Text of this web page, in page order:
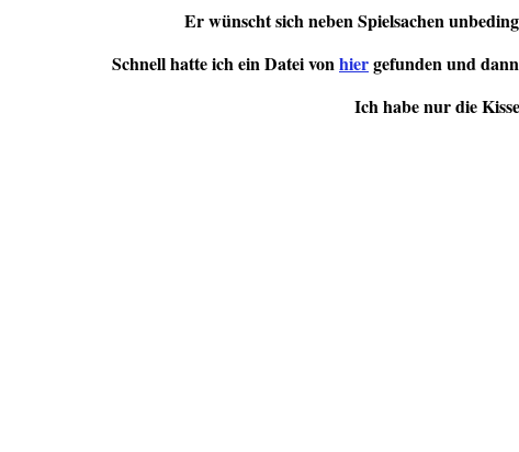
Er wünscht sich neben Spielsachen
Schnell hatte ich ein Datei vonhiergefunden und
Ich habe nur die